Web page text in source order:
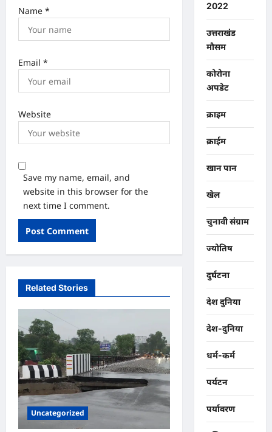
Name *
Email *
Website
Save my name, email, and
website in this browser for the
next time I comment.
Related Stories
Uncategorized
2022
उत्तराखंड
मौसम
कोरोना
अपडेट
क्राइम
क्राईम
खान पान
खेल
चुनावी संग्राम
ज्योतिष
दुर्घटना
देश दुनिया
देश-दुनिया
धर्म-कर्म
पर्यटन
पर्यावरण